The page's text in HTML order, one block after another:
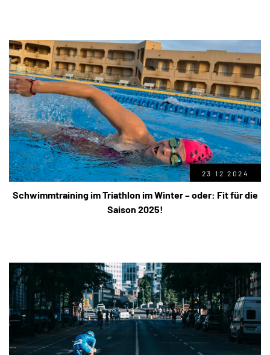
23.12.2024
Schwimmtraining im Triathlon im Winter – oder: Fit für die
Saison 2025!